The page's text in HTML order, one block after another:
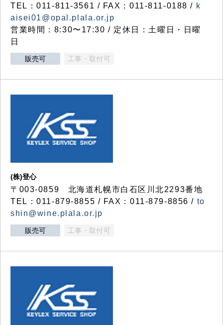
TEL：011-811-3561 / FAX：011-811-0188 / k
aisei01@opal.plala.or.jp
営業時間：8:30〜17:30 / 定休日：土曜日・日曜
日
販売可 工事・取付可
(株)登心
〒003-0859 北海道札幌市白石区川北2293番地
TEL：011-879-8855 / FAX：011-879-8856 / to
shin@wine.plala.or.jp
販売可 工事・取付可